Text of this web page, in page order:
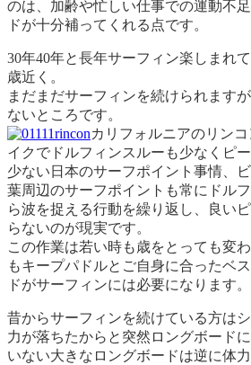
のは、加齢や忙しい仕事での運動不
ドが十分補ってくれる点です。
30年40年と長年サーフィン楽しまれ
歳近く。
まだまだサーフィンを続けられます
ないところです。
カリフォルニアのリン
イクでドルフィンスルーも少なくピ
少ない日本のサーフポイント事情、
葉周辺のサーフポイントも常にドル
ら波を捉える行動を繰り返し、良い
らないのが現実です。
この作業は若い時も歳をとっても変
もキープパドルとご自身に合ったベ
ドがサーフィンには必要になります。
昔からサーフィンを続けている方は
力が落ちたからと突然ロングボード
いない大きなロングボードは逆に体